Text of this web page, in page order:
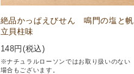
絶品かっぱえびせん 鳴門の塩と帆
立貝柱味
148円(税込)
※ナチュラルローソンではお取り扱いのない
場合もございます。